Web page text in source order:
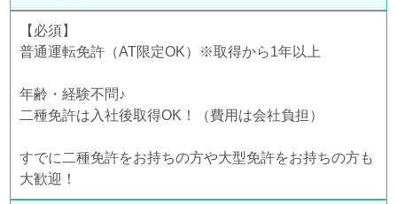
【必須】
普通運転免許（AT限定OK）※取得から1年以上
年齢・経験不問♪
二種免許は入社後取得OK！（費用は会社負担）
すでに二種免許をお持ちの方や大型免許をお持ちの方も
大歓迎！